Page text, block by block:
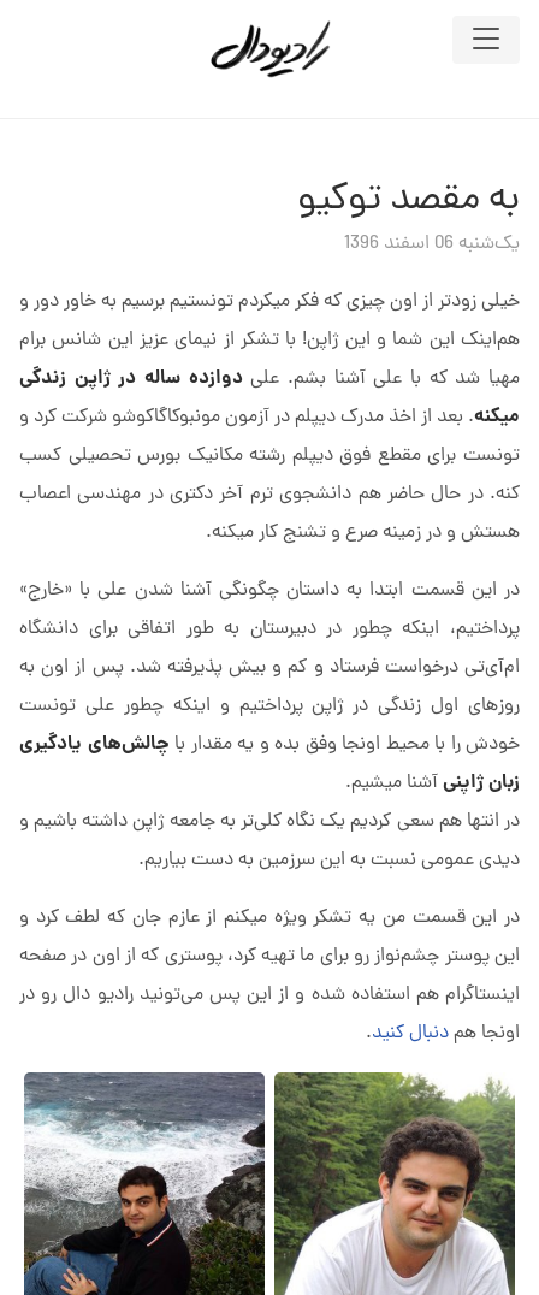
به مقصد توکیو
یک‌شنبه 06 اسفند 1396
خیلی زودتر از اون چیزی که فکر میکردم تونستیم برسیم به خاور دور و
هم‌اینک این شما و این ژاپن! با تشکر از نیمای عزیز این شانس برام
مهیا شد که با علی آشنا بشم. علی دوازده ساله در ژاپن زندگی
میکنه. بعد از اخذ مدرک دیپلم در آزمون مونبوکاگاکوشو شرکت کرد و
تونست برای مقطع فوق دیپلم رشته مکانیک بورس تحصیلی کسب
کنه. در حال حاضر هم دانشجوی ترم آخر دکتری در مهندسی اعصاب
هستش و در زمینه صرع و تشنج کار میکنه.
در این قسمت ابتدا به داستان چگونگی آشنا شدن علی با «خارج»
پرداختیم، اینکه چطور در دبیرستان به طور اتفاقی برای دانشگاه
ام‌آی‌تی درخواست فرستاد و کم و بیش پذیرفته شد. پس از اون به
روزهای اول زندگی در ژاپن پرداختیم و اینکه چطور علی تونست
خودش را با محیط اونجا وفق بده و یه مقدار با چالش‌های یادگیری
زبان ژاپنیآشنا میشیم.
در انتها هم سعی کردیم یک نگاه کلی‌تر به جامعه ژاپن داشته باشیم و
دیدی عمومی نسبت به این سرزمین به دست بیاریم.
در این قسمت من یه تشکر ویژه میکنم از عازم جان که لطف کرد و
این پوستر چشم‌نواز رو برای ما تهیه کرد، پوستری که از اون در صفحه
اینستاگرام هم استفاده شده و از این پس می‌تونید رادیو دال رو در
اونجا همدنبال کنید.